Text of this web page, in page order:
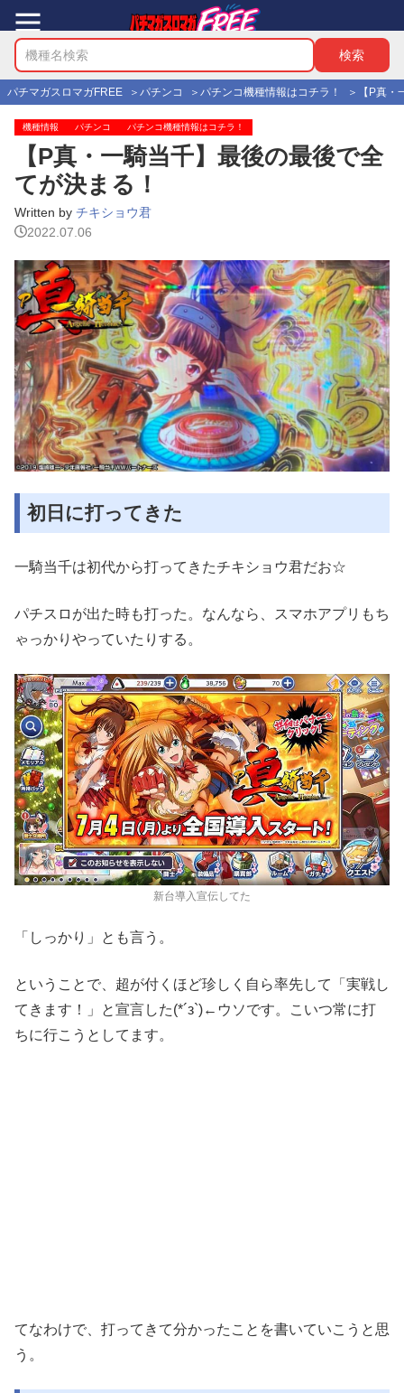
パチマガスロマガFREE パチンコ パチンコ機種情報はコチラ！ 【P真
機種情報 パチンコ パチンコ機種情報はコチラ！
【P真・一騎当千】最後の最後で全
てが決まる！
Written by チキショウ君
2022.07.06
初日に打ってきた
一騎当千は初代から打ってきたチキショウ君だお☆
パチスロが出た時も打った。なんなら、スマホアプリもち
ゃっかりやっていたりする。
新台導入宣伝してた
「しっかり」とも言う。
ということで、超が付くほど珍しく自ら率先して「実戦し
てきます！」と宣言した(*´з`)←ウソです。こいつ常に打
ちに行こうとしてます。
てなわけで、打ってきて分かったことを書いていこうと思
う。